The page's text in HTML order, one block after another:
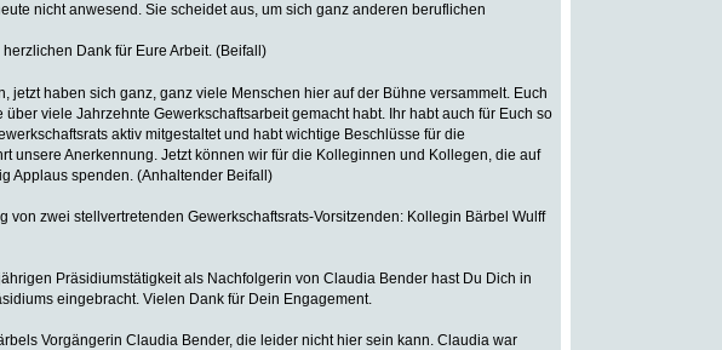
nicht anwesend. Sie scheidet aus, um sich ganz anderen beruflichen
Dank für Eure Arbeit. (Beifall)
jetzt haben sich ganz, ganz viele Menschen hier auf der Bühne versammelt. Euch
viele Jahrzehnte Gewerkschaftsarbeit gemacht habt. Ihr habt auch für Euch so
aktiv mitgestaltet und habt wichtige Beschlüsse für die
unsere Anerkennung. Jetzt können wir für die Kolleginnen und Kollegen, die auf
Applaus spenden. (Anhaltender Beifall)
von zwei stellvertretenden Gewerkschaftsrats-Vorsitzenden: Kollegin Bärbel Wulff
Präsidiumstätigkeit als Nachfolgerin von Claudia Bender hast Du Dich in
eingebracht. Vielen Dank für Dein Engagement.
Vorgängerin Claudia Bender, die leider nicht hier sein kann. Claudia war